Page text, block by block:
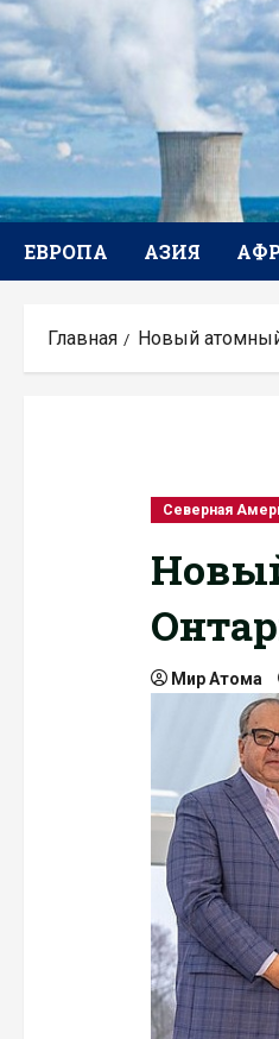
Перейти
к
содержимому
ЕВРОПА АЗИЯ
Главная Новый
Северная
Мир Атома